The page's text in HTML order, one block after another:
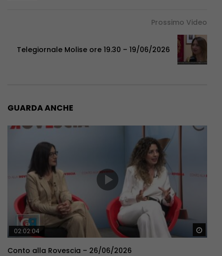
Prossimo Video
Telegiornale Molise ore 19.30 – 19/06/2026
GUARDA ANCHE
02:02:04
Conto alla Rovescia – 26/06/2026